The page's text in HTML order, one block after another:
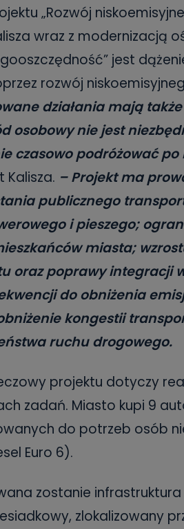
„Rozwój
wraz z modernizacją
jest
rozwój
działania mają
osobowy nie jest
czasowo podróżować po
Kalisza. – Projekt ma
publicznego
i pieszego;
miasta;
oraz poprawy integracji
do obniżenia
kongestii
ruchu drogowego.
projektu dotyczy
zadań. Miasto kupi 9
do potrzeb osób
Euro 6).
zostanie
zlokalizowany